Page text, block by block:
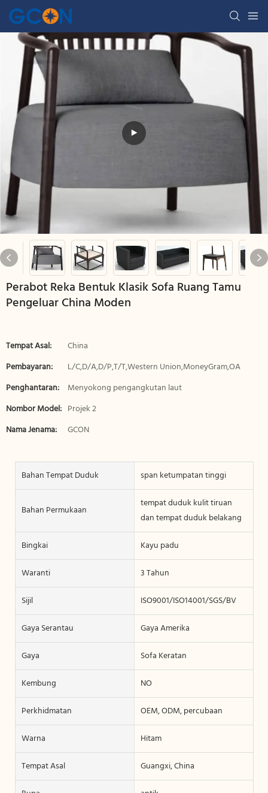
Perabot Reka Bentuk Klasik Sofa Ruang Tamu
Pengeluar China Moden
Tempat Asal:
China
Pembayaran:
L/C,D/A,D/P,T/T,Western Union,MoneyGram,OA
Penghantaran:
Menyokong pengangkutan laut
Nombor Model: Projek 2
Nama Jenama:
GCON
Bahan Tempat Duduk span ketumpatan tinggi
Bahan Permukaan
tempat duduk kulit tiruan
dan tempat duduk belakang
Bingkai
Kayu padu
Waranti
3 Tahun
Sijil
ISO9001/ISO14001/SGS/BV
Gaya Serantau
Gaya Amerika
Gaya
Sofa Keratan
Kembung
NO
Perkhidmatan
OEM, ODM, percubaan
Warna
Hitam
Tempat Asal
Guangxi, China